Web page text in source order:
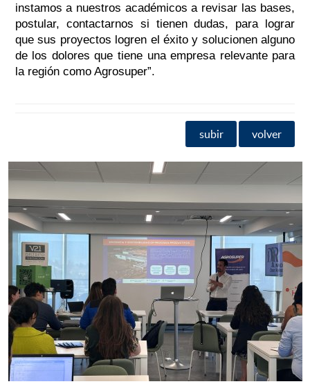
instamos a nuestros académicos a revisar las bases,
postular, contactarnos si tienen dudas, para lograr
que sus proyectos logren el éxito y solucionen alguno
de los dolores que tiene una empresa relevante para
la región como Agrosuper”.
subir volver